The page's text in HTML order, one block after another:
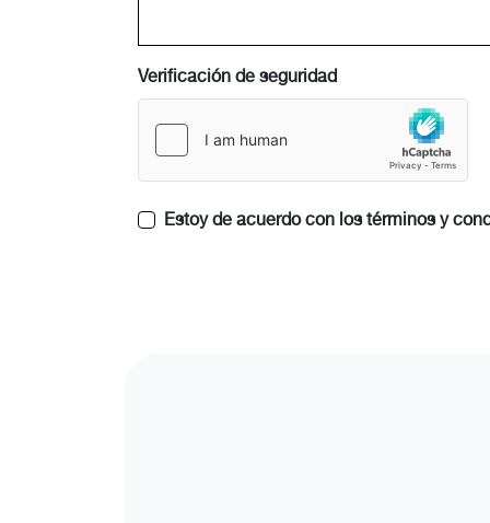
Verificación de seguridad
Estoy de acuerdo con los términos y